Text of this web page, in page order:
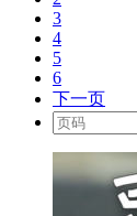
3
4
5
6
下一页